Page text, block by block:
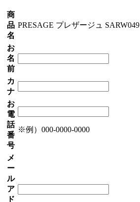
商
品
名
PRESAGE プレザージュ SARW049
お
名
前
カ
ナ
お
電
話
番
号
※例）000-0000-0000
メ
ー
ル
ア
ド